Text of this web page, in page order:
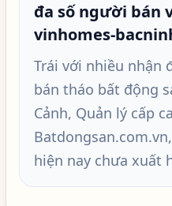
đa số người bán
vinhomes-
Trái với nhiều nhận
bán tháo bất động
Cảnh, Quản lý cấp
hiện nay chưa xuất